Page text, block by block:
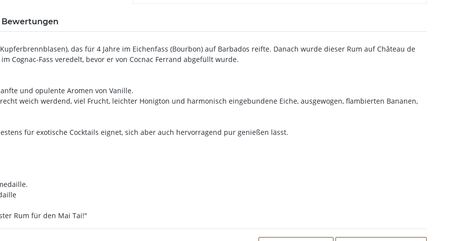
Bewertungen
das für 4 Jahre im Eichenfass (Bourbon) auf Barbados reifte. Danach wurde dieser Rum auf Château de
Cognac-Fass veredelt, bevor er von Cocnac Ferrand abgefüllt wurde.
und opulente Aromen von Vanille.
weich werdend, viel Frucht, leichter Honigton und harmonisch eingebundene Eiche, ausgewogen, flambierten Bananen,
für exotische Cocktails eignet, sich aber auch hervorragend pur genießen lässt.
Rum für den Mai Tai!"